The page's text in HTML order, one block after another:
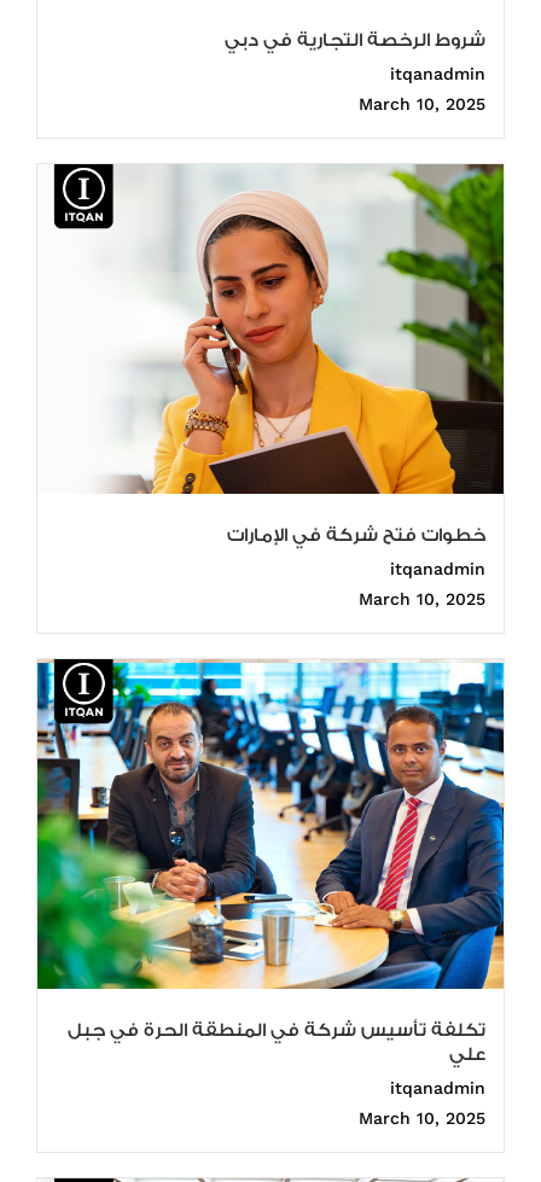
شروط الرخصة التجارية في دبي
itqanadmin
March 10, 2025
خطوات فتح شركة في الإمارات
itqanadmin
March 10, 2025
تكلفة تأسيس شركة في المنطقة الحرة في جبل
علي
itqanadmin
March 10, 2025